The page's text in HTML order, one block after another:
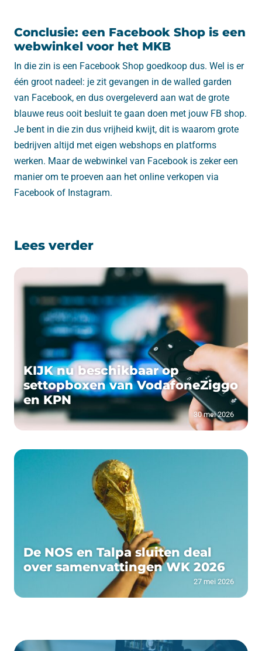
Conclusie: een Facebook Shop is een
webwinkel voor het MKB
In die zin is een Facebook Shop goedkoop dus. Wel is er
één groot nadeel: je zit gevangen in de walled garden
van Facebook, en dus overgeleverd aan wat de grote
blauwe reus ooit besluit te gaan doen met jouw FB shop.
Je bent in die zin dus vrijheid kwijt, dit is waarom grote
bedrijven altijd met eigen webshops en platforms
werken. Maar de webwinkel van Facebook is zeker een
manier om te proeven aan het online verkopen via
Facebook of Instagram.
Lees verder
KIJK nu beschikbaar op
settopboxen van VodafoneZiggo
en KPN
30 mei 2026
De NOS en Talpa sluiten deal
over samenvattingen WK 2026
27 mei 2026